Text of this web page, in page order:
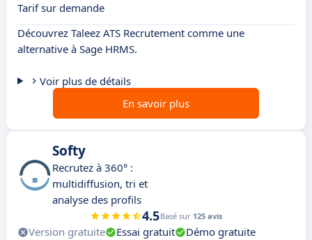
Tarif sur demande
Découvrez Taleez ATS Recrutement comme une
alternative à Sage HRMS.
Voir plus de détails
En savoir plus
Softy
Recrutez à 360° :
multidiffusion, tri et
analyse des profils
4.5Basé sur 125 avis
Version gratuite Essai gratuit
Démo gratuite